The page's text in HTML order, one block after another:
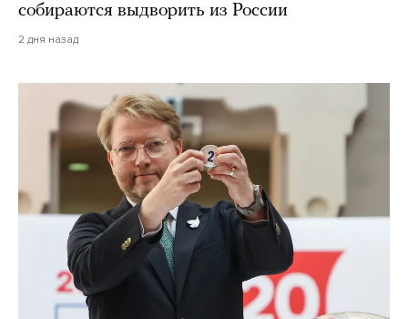
собираются выдворить из России
2 дня назад